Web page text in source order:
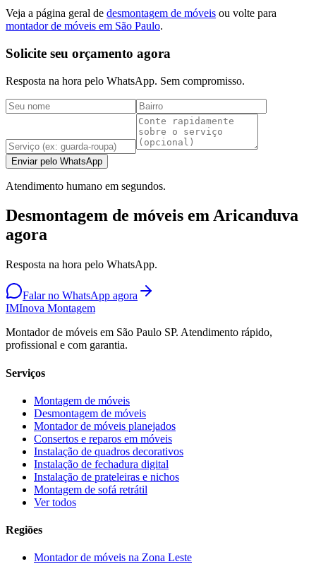
Veja a página geral de desmontagem de móveis ou volte para
montador de móveis em São Paulo.
Solicite seu orçamento agora
Resposta na hora pelo WhatsApp. Sem compromisso.
Enviar pelo WhatsApp
Atendimento humano em segundos.
Desmontagem de móveis em Aricanduva
agora
Resposta na hora pelo WhatsApp.
Falar no WhatsApp agora
IMInova Montagem
Montador de móveis em São Paulo SP. Atendimento rápido,
profissional e com garantia.
Serviços
Montagem de móveis
Desmontagem de móveis
Montador de móveis planejados
Consertos e reparos em móveis
Instalação de quadros decorativos
Instalação de fechadura digital
Instalação de prateleiras e nichos
Montagem de sofá retrátil
Ver todos
Regiões
Montador de móveis na Zona Leste